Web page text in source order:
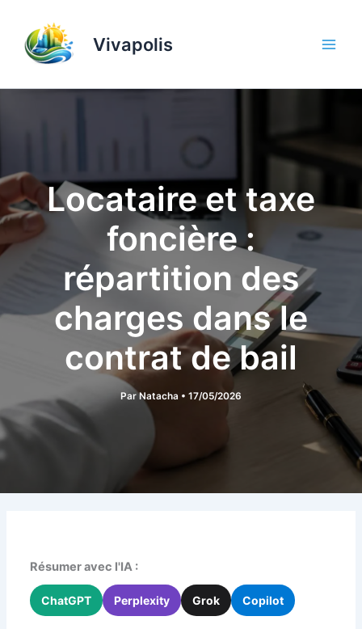
contenu
Vivapolis
Locataire et taxe
foncière :
répartition des
charges dans le
contrat de bail
ParNatacha • 17/05/2026
Résumer avec l'IA :
ChatGPT Perplexity Grok Copilot